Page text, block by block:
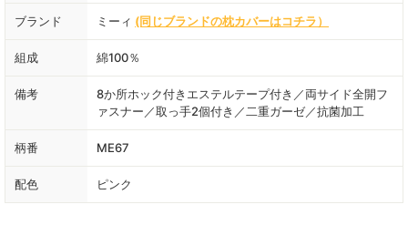
ブランド ミーィ (同じブランドの枕カバーはコチラ）
組成 綿100％
備考
8か所ホック付きエステルテープ付き／両サイド全開フ
ァスナー／取っ手2個付き／二重ガーゼ／抗菌加工
柄番 ME67
配色 ピンク